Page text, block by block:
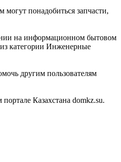
понадобиться запчасти,
на информационном бытовом
из категории Инженерные
другим пользователям
Казахстана domkz.su.